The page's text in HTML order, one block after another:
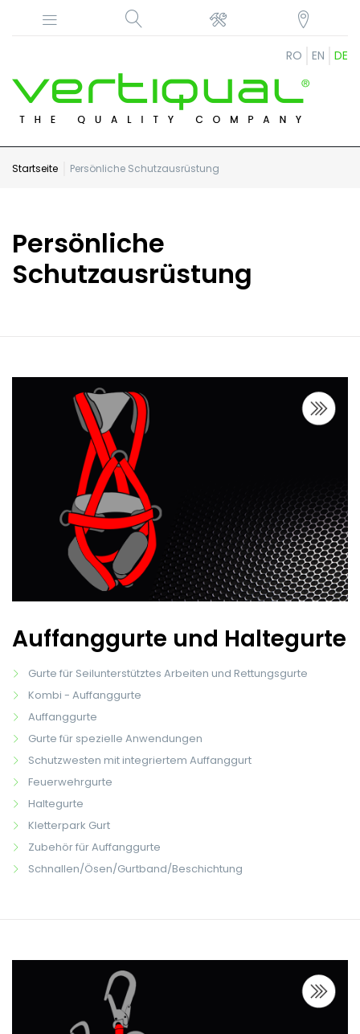
RO EN DE
Startseite Persönliche Schutzausrüstung
Persönliche
Schutzausrüstung
Auffanggurte und Haltegurte
Gurte für Seilunterstütztes Arbeiten und Rettungsgurte
Kombi - Auffanggurte
Auffanggurte
Gurte für spezielle Anwendungen
Schutzwesten mit integriertem Auffanggurt
Feuerwehrgurte
Haltegurte
Kletterpark Gurt
Zubehör für Auffanggurte
Schnallen/Ösen/Gurtband/Beschichtung